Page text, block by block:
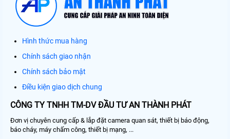
Hình thức mua hàng
Chính sách giao nhận
Chính sách bảo mật
Điều kiện giao dịch chung
CÔNG TY TNHH TM-DV ĐẦU TƯ AN THÀNH PHÁT
Đơn vị chuyên cung cấp & lắp đặt camera quan sát, thiết bị báo động,
báo cháy, máy chấm công, thiết bị mạng, ...